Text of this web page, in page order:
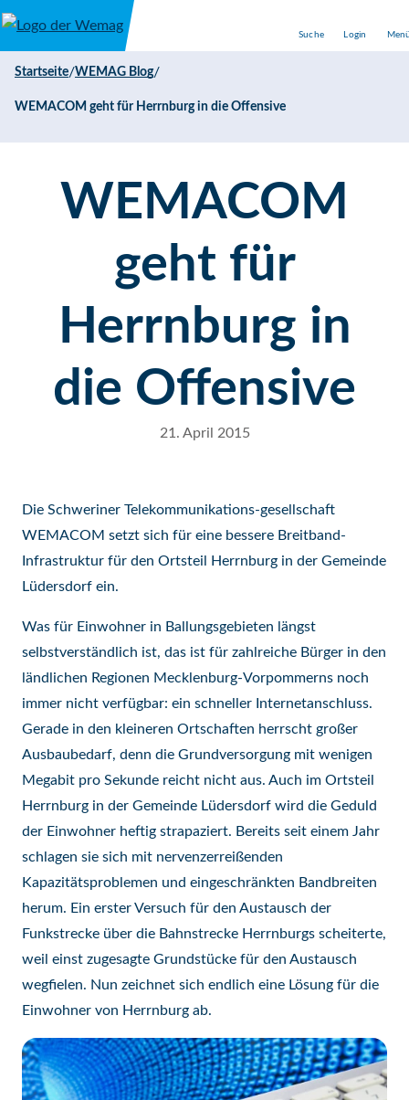
Direkt zum Inhalt
Suche Login
Startseite/WEMAG Blog/
WEMACOM geht für Herrnburg in die Offensive
WEMACOM
geht für
Herrnburg in
die Offensive
21. April 2015
Die Schweriner Telekommunikations-gesellschaft
WEMACOM setzt sich für eine bessere Breitband-
Infrastruktur für den Ortsteil Herrnburg in der Gemeinde
Lüdersdorf ein.
Was für Einwohner in Ballungsgebieten längst
selbstverständlich ist, das ist für zahlreiche Bürger in den
ländlichen Regionen Mecklenburg-Vorpommerns noch
immer nicht verfügbar: ein schneller Internetanschluss.
Gerade in den kleineren Ortschaften herrscht großer
Ausbaubedarf, denn die Grundversorgung mit wenigen
Megabit pro Sekunde reicht nicht aus. Auch im Ortsteil
Herrnburg in der Gemeinde Lüdersdorf wird die Geduld
der Einwohner heftig strapaziert. Bereits seit einem Jahr
schlagen sie sich mit nervenzerreißenden
Kapazitätsproblemen und eingeschränkten Bandbreiten
herum. Ein erster Versuch für den Austausch der
Funkstrecke über die Bahnstrecke Herrnburgs scheiterte,
weil einst zugesagte Grundstücke für den Austausch
wegfielen. Nun zeichnet sich endlich eine Lösung für die
Einwohner von Herrnburg ab.